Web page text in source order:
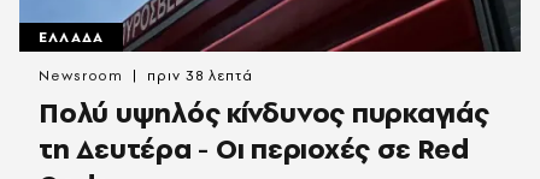
ΕΛΛΑΔΑ
Πολύ υψηλός κίνδυνος πυρκαγιάς
τη Δευτέρα - Οι περιοχές σε Red
Newsroom πριν 38 λεπτά